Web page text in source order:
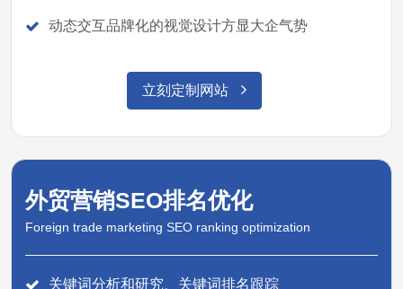
动态交互品牌化的视觉设计方显大企气势
立刻定制网站
外贸营销SEO排名优化
Foreign trade marketing SEO ranking optimization
关键词分析和研究、关键词排名跟踪